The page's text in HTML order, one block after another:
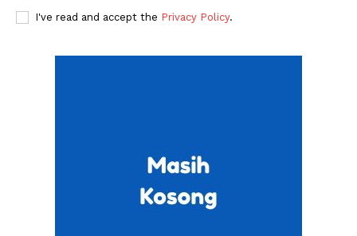
I've read and accept the Privacy Policy.